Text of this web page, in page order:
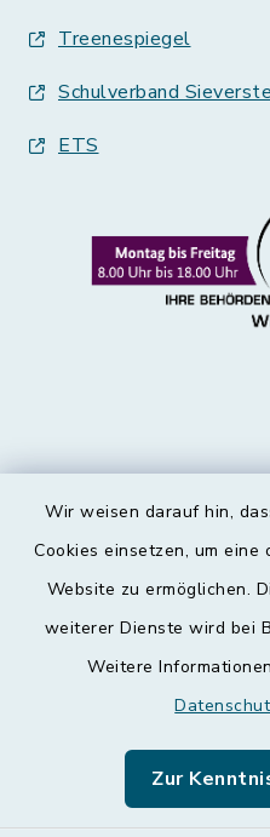
Wir weisen darauf hin,
Cookies einsetzen, um
Website zu ermöglichen.
weiterer Dienste wird bei
Weitere
Zur
Treenespiegel
Schulverband
ETS
Leichte